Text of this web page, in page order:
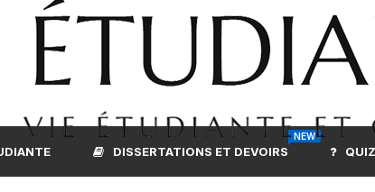
DISSERTATIONS ET DEVOIRS
NEW